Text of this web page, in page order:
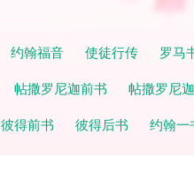
约翰福音 使徒行传 罗马
帖撒罗尼迦前书 帖撒罗尼
彼得前书 彼得后书 约翰一